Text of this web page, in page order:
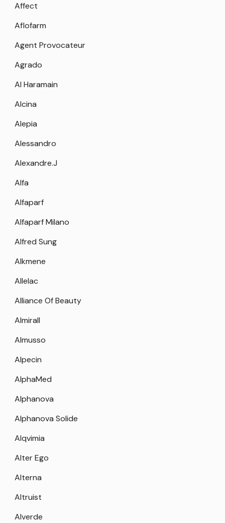
Affect
Aflofarm
Agent Provocateur
Agrado
Al Haramain
Alcina
Alepia
Alessandro
Alexandre.J
Alfa
Alfaparf
Alfaparf Milano
Alfred Sung
Alkmene
Allelac
Alliance Of Beauty
Almirall
Almusso
Alpecin
AlphaMed
Alphanova
Alphanova Solide
Alqvimia
Alter Ego
Alterna
Altruist
Alverde